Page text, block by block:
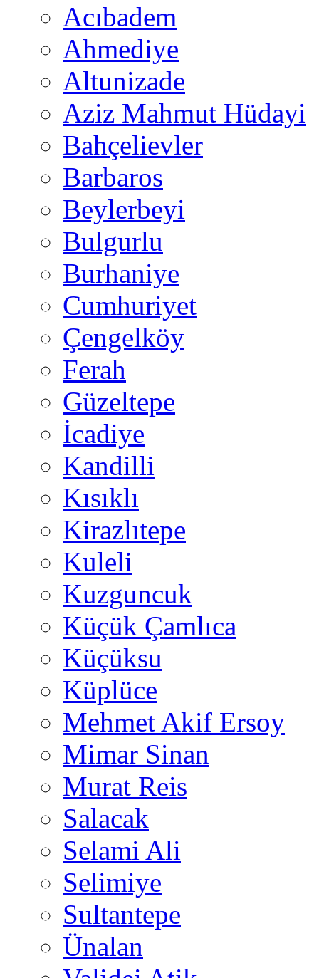
Acıbadem
Ahmediye
Altunizade
Aziz Mahmut Hüdayi
Bahçelievler
Barbaros
Beylerbeyi
Bulgurlu
Burhaniye
Cumhuriyet
Çengelköy
Ferah
Güzeltepe
İcadiye
Kandilli
Kısıklı
Kirazlıtepe
Kuleli
Kuzguncuk
Küçük Çamlıca
Küçüksu
Küplüce
Mehmet Akif Ersoy
Mimar Sinan
Murat Reis
Salacak
Selami Ali
Selimiye
Sultantepe
Ünalan